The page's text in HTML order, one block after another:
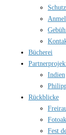
Bücherei
Indien
Rückblicke
Fest